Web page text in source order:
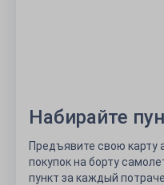
Набирайте
Предъявите свою карту
покупок на борту
пункт за каждый